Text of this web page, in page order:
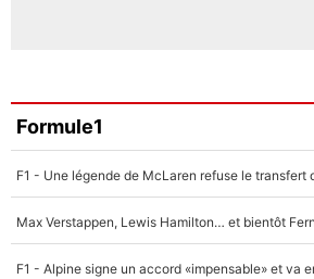
Formule1